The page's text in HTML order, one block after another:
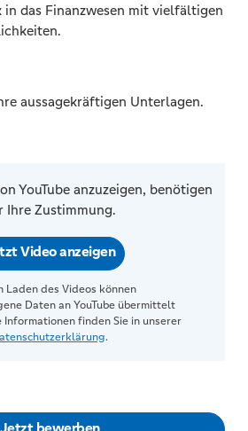
das Finanzwesen mit vielfältigen
aussagekräftigen Unterlagen.
YouTube anzuzeigen, benötigen
Ihre Zustimmung.
Video anzeigen
Laden des Videos können
Daten an YouTube übermittelt
finden Sie in unserer
.